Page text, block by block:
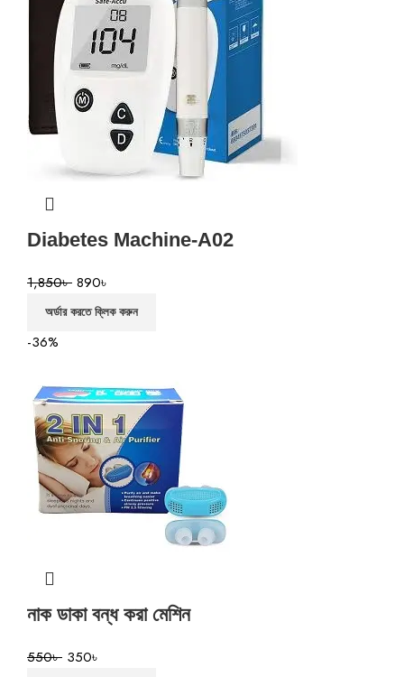
Diabetes Machine-A02
1,850৳ 890৳
অর্ডার করতে ক্লিক করুন
-36%
নাক ডাকা বন্ধ করা মেশিন
550৳ 350৳